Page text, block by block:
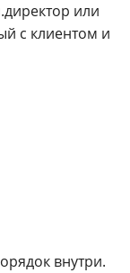
или
с клиентом и
внутри.